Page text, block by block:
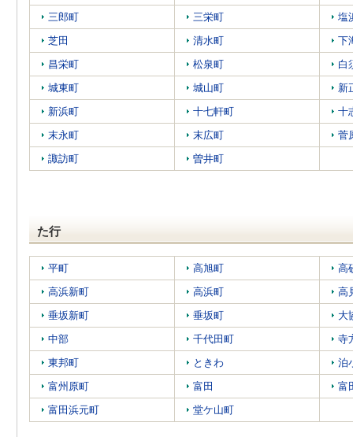
三郎町
三栄町
塩
芝田
清水町
下
昌栄町
松泉町
白
城東町
城山町
新
新浜町
十七軒町
十
末永町
末広町
菅
諏訪町
曽井町
た行
平町 高旭町
高
高浜新町
高浜町
高
垂坂新町
垂坂町
大
中部
千代田町
寺
東邦町
ときわ
泊
富州原町
富田
富
富田浜元町
堂ケ山町